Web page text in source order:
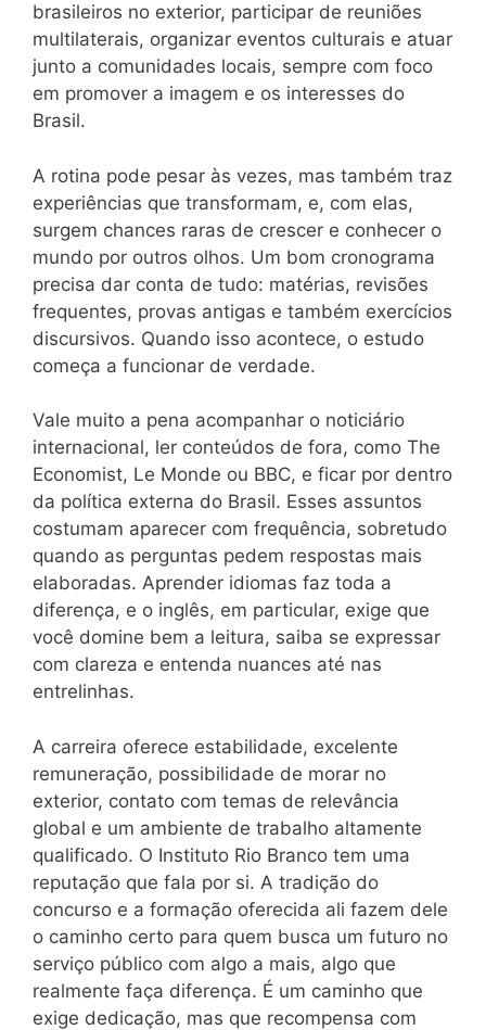
brasileiros no exterior, participar de reuniões
multilaterais, organizar eventos culturais e atuar
junto a comunidades locais, sempre com foco
em promover a imagem e os interesses do
Brasil.
A rotina pode pesar às vezes, mas também traz
experiências que transformam, e, com elas,
surgem chances raras de crescer e conhecer o
mundo por outros olhos. Um bom cronograma
precisa dar conta de tudo: matérias, revisões
frequentes, provas antigas e também exercícios
discursivos. Quando isso acontece, o estudo
começa a funcionar de verdade.
Vale muito a pena acompanhar o noticiário
internacional, ler conteúdos de fora, como The
Economist, Le Monde ou BBC, e ficar por dentro
da política externa do Brasil. Esses assuntos
costumam aparecer com frequência, sobretudo
quando as perguntas pedem respostas mais
elaboradas. Aprender idiomas faz toda a
diferença, e o inglês, em particular, exige que
você domine bem a leitura, saiba se expressar
com clareza e entenda nuances até nas
entrelinhas.
A carreira oferece estabilidade, excelente
remuneração, possibilidade de morar no
exterior, contato com temas de relevância
global e um ambiente de trabalho altamente
qualificado. O Instituto Rio Branco tem uma
reputação que fala por si. A tradição do
concurso e a formação oferecida ali fazem dele
o caminho certo para quem busca um futuro no
serviço público com algo a mais, algo que
realmente faça diferença. É um caminho que
exige dedicação, mas que recompensa com